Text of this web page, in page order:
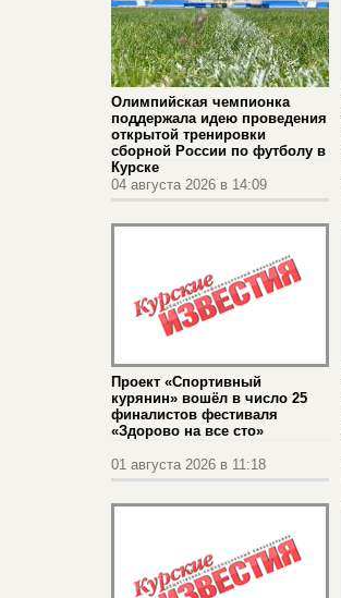
Олимпийская чемпионка
поддержала идею проведения
открытой тренировки
сборной России по футболу в
Курске
04 августа 2026 в 14:09
Проект «Спортивный
курянин» вошёл в число 25
финалистов фестиваля
«Здорово на все сто»
01 августа 2026 в 11:18